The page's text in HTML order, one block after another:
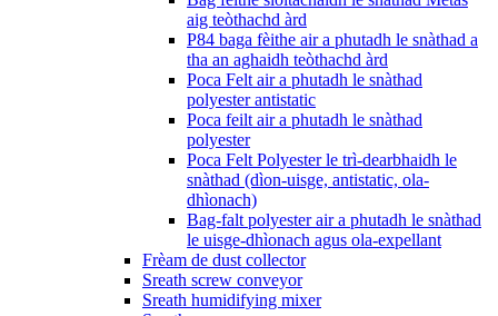
aig teòthachd àrd
P84 baga fèithe air a phutadh le snàthad a
tha an aghaidh teòthachd àrd
Poca Felt air a phutadh le snàthad
polyester antistatic
Poca feilt air a phutadh le snàthad
polyester
Poca Felt Polyester le trì-dearbhaidh le
snàthad (dìon-uisge, antistatic, ola-
dhìonach)
Bag-falt polyester air a phutadh le snàthad
le uisge-dhìonach agus ola-expellant
Frèam de dust collector
Sreath screw conveyor
Sreath humidifying mixer